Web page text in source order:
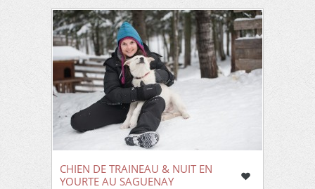
CHIEN DE TRAINEAU & NUIT EN
YOURTE AU SAGUENAY